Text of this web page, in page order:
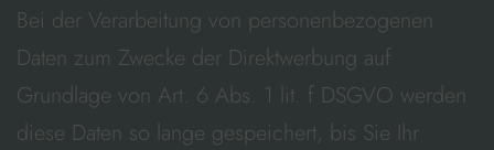
Bei der Verarbeitung von personenbezogenen
Daten zum Zwecke der Direktwerbung auf
Grundlage von Art. 6 Abs. 1 lit. f DSGVO werden
diese Daten so lange gespeichert, bis Sie Ihr